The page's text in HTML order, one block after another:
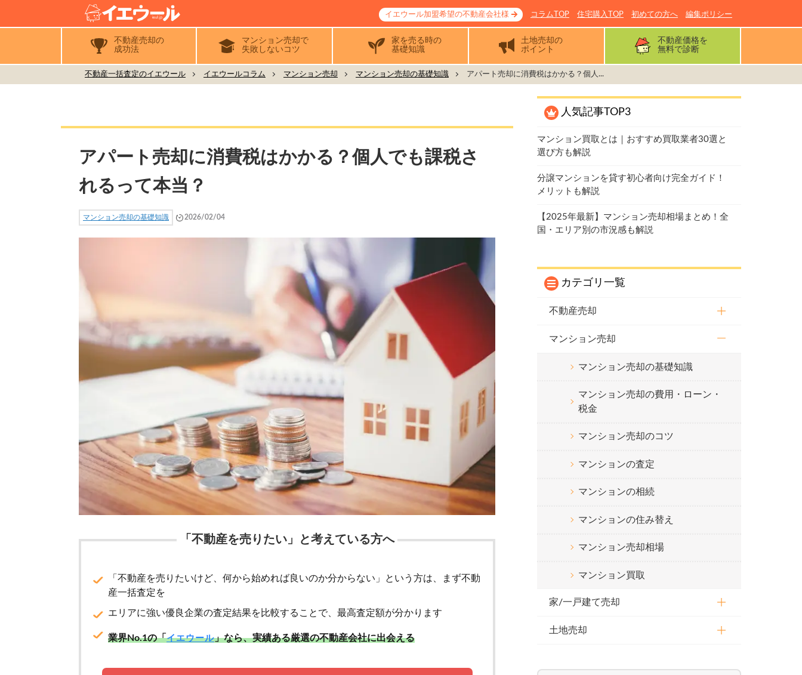
イエウール加盟希望の不動産会社様 コラムTOP 住宅購入TOP 初めての方へ 編集ポリシー
不動産売却の
成功法
マンション売却で
失敗しないコツ
家を売る時の
基礎知識
土地売却の
ポイント
不動産価格を
無料で診断
不動産一括査定のイエウール イエウールコラム マンション売却 マンション売却の基礎知識 アパート売却に消費税はかかる？個人...
アパート売却に消費税はかかる？個人でも課税さ
れるって本当？
マンション売却の基礎知識 2026/02/04
「不動産を売りたい」と考えている方へ
「不動産を売りたいけど、何から始めれば良いのか分からない」という方は、まず不動
産一括査定を
エリアに強い優良企業の査定結果を比較することで、最高査定額が分かります
業界No.1の「イエウール」なら、実績ある厳選の不動産会社に出会える
人気記事TOP3
マンション買取とは｜おすすめ買取業者30選と
選び方も解説
分譲マンションを貸す初心者向け完全ガイド！
メリットも解説
【2025年最新】マンション売却相場まとめ！全
国・エリア別の市況感も解説
カテゴリ一覧
不動産売却
マンション売却
マンション売却の基礎知識
マンション売却の費用・ローン・
税金
マンション売却のコツ
マンションの査定
マンションの相続
マンションの住み替え
マンション売却相場
マンション買取
家/一戸建て売却
土地売却